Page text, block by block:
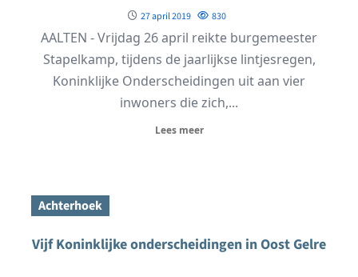
27 april 2019 830
AALTEN - Vrijdag 26 april reikte burgemeester
Stapelkamp, tijdens de jaarlijkse lintjesregen,
Koninklijke Onderscheidingen uit aan vier
inwoners die zich,...
Lees meer
Achterhoek
Vijf Koninklijke onderscheidingen in Oost Gelre